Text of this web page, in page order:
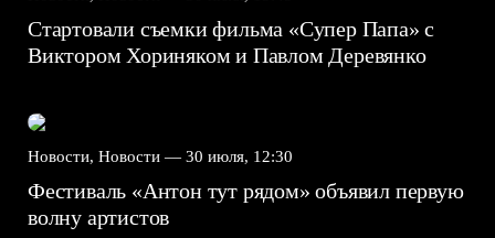
Стартовали съемки фильма «Супер Папа» с
Виктором Хориняком и Павлом Деревянко
Новости, Новости — 30 июля, 12:30
Фестиваль «Антон тут рядом» объявил первую
волну артистов